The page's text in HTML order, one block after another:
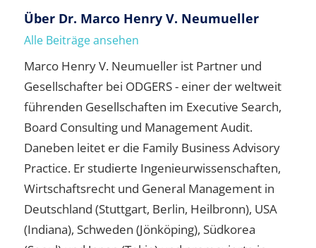
Über Dr. Marco Henry V. Neumueller
Alle Beiträge ansehen
Marco Henry V. Neumueller ist Partner und
Gesellschafter bei ODGERS - einer der weltweit
führenden Gesellschaften im Executive Search,
Board Consulting und Management Audit.
Daneben leitet er die Family Business Advisory
Practice. Er studierte Ingenieurwissenschaften,
Wirtschaftsrecht und General Management in
Deutschland (Stuttgart, Berlin, Heilbronn), USA
(Indiana), Schweden (Jönköping), Südkorea